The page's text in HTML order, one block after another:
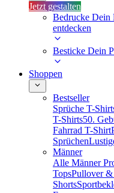
Jetzt gestalten
Bedrucke Dein
entdecken
Besticke Dein
Shoppen
Bestseller
Sprüche T-
T-Shirts50.
Fahrrad T-Shirt
Sprüchen
Männer
Alle Männer
TopsPullover
Shorts